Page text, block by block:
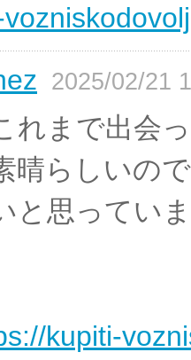
2025/02/21
れまで出会
晴らしいの
と思ってい
kupiti-